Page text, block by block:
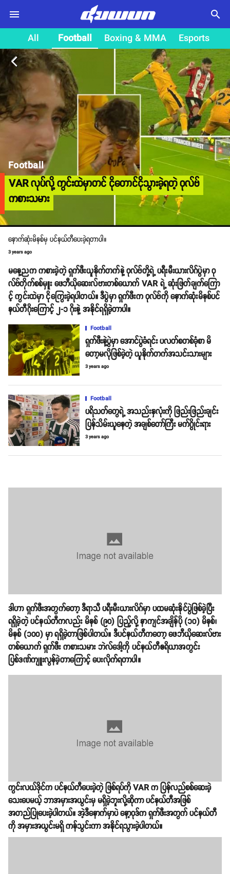
search
All Football Boxing & MMA Esports
arrow_back_ios
Football
VAR လုပ်လို့ ကွင်းထဲမှာတင် ငိုတောင်ငိုသွားခဲ့ရတဲ့ ဝုလ်ဗ်
ကစားသမား
နောက်ဆုံးမိနစ်မှ ပင်နယ်တီပေးခဲ့ရတာပါ။
3 years ago
မနေ့ညက ကစားခဲ့တဲ့ ရှက်ဖီးယူနိုက်တက်နဲ့ ဝုလ်ဗ်တို့ရဲ့ ပရီးမီးယားလိဂ်ပွဲမှာ ဝု
လ်ဗ်တိုက်စစ်မှူး ဖေဘီယိုဆေးလ်ဗားတစ်ယောက် VAR ရဲ့ ဆုံးဖြတ်ချက်ကြော
င့် ကွင်းထဲမှာ ငိုကြွေးခဲ့ရပါတယ်။ ဒီပွဲမှာ ရှက်ဖီးက ဝုလ်ဗ်ကို နောက်ဆုံးမိနစ်ပင်
နယ်တီဂိုးကြောင့် ၂-၁ ဂိုးနဲ့ အနိုင်ရရှိခဲ့တာပါ။
Football
ရှက်ဖီးနဲ့ပွဲမှာ အောင်ပွဲခံရင်း ပလတ်စတစ်ခုံစာ မိ
တော့မလိုဖြစ်ခဲ့တဲ့ ယူနိုက်တက်အသင်းသားများ
3 years ago
Football
ပရိသတ်တွေရဲ့ အသည်းနှလုံးကို ဖြည်းဖြည်းချင်း
ပြန်သိမ်းယူနေတဲ့ အချစ်တော်ကြီး မက်ဂွိုင်းရား
3 years ago
ဒါဟာ ရှက်ဖီးအတွက်တော့ ဒီရာသီ ပရီးမီးယားလိဂ်မှာ ပထမဆုံးနိုင်ပွဲဖြစ်ခဲ့ပြီး
ရရှိခဲ့တဲ့ ပင်နယ်တီကလည်း မိနစ် (၉၀) ပြည့်လို့ နာကျင်အချိန်ပို (၁၀) မိနစ်၊
မိနစ် (၁၀၀) မှာ ရရှိခဲ့တာဖြစ်ပါတယ်။ ဒီပင်နယ်တီကတော့ ဖေဘီယိုဆေးလ်ဗား
တစ်ယောက် ရှက်ဖီး ကစားသမား ဘဲလ်ဒေါ့ကို ပင်နယ်တီဧရိယာအတွင်း
ပြစ်ဒဏ်ကျူးလွန်ခဲ့တာကြောင့် ပေးလိုက်ရတာပါ။
ကွင်းလယ်ဒိုင်က ပင်နယ်တီပေးခဲ့တဲ့ ဖြစ်ရပ်ကို VAR က ပြန်လည်စစ်ဆေးခဲ့
သေးပေမယ့် ဘာအမှားအယွင်းမှ မရှိခဲ့ဘူးလို့ဆိုကာ ပင်နယ်တီအဖြစ်
အတည်ပြုပေးခဲ့ပါတယ်။ အဲ့ဒီနောက်မှာပဲ နော့ဝုဒ်က ရှက်ဖီးအတွက် ပင်နယ်တီ
ကို အမှားအယွင်းမရှိ ကန်သွင်းကာ အနိုင်ရသွားခဲ့ပါတယ်။